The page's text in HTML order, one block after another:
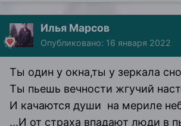
Илья Марсов
Опубликовано: 16 января 2022
Ты один у окна,ты у зеркала
Ты пьешь вечности жгучий
И качаются души на мериле
...И от страха впадают люди в